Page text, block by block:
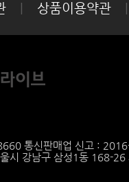
상품이용약관
통신판매업 신고 :
시 강남구 삼성1동 168-